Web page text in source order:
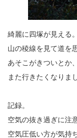
綺麗に四塚が見える。
山の稜線を見て道を
あそこがきついとか
また行きたくなりま
記録。
空気の抜き過ぎに注意
空気圧低い方が気持